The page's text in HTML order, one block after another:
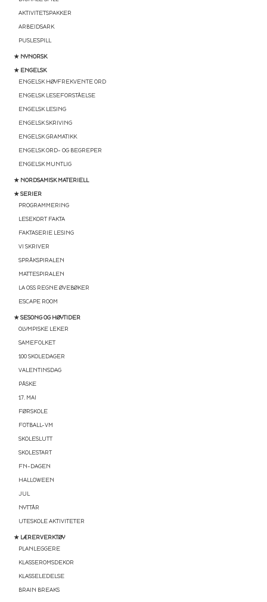
AKTIVITETSPAKKER
ARBEIDSARK
PUSLESPILL
★ NYNORSK
★ ENGELSK
ENGELSK HØYFREKVENTE ORD
ENGELSK LESEFORSTÅELSE
ENGELSK LESING
ENGELSK SKRIVING
ENGELSK GRAMATIKK
ENGELSK ORD- OG BEGREPER
ENGELSK MUNTLIG
★ NORDSAMISK MATERIELL
★ SERIER
PROGRAMMERING
LESEKORT FAKTA
FAKTASERIE LESING
VI SKRIVER
SPRÅKSPIRALEN
MATTESPIRALEN
LA OSS REGNE ØVEBØKER
ESCAPE ROOM
★ SESONG OG HØYTIDER
OLYMPISKE LEKER
SAMEFOLKET
100 SKOLEDAGER
VALENTINSDAG
PÅSKE
17. MAI
FØRSKOLE
FOTBALL-VM
SKOLESLUTT
SKOLESTART
FN-DAGEN
HALLOWEEN
JUL
NYTTÅR
UTESKOLE AKTIVITETER
★ LÆRERVERKTØY
PLANLEGGERE
KLASSEROMSDEKOR
KLASSELEDELSE
BRAIN BREAKS